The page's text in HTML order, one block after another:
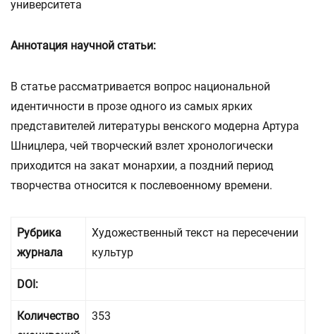
университета
Аннотация научной статьи:
В статье рассматривается вопрос национальной
идентичности в прозе одного из самых ярких
представителей литературы венского модерна Артура
Шницлера, чей творческий взлет хронологически
приходится на закат монархии, а поздний период
творчества относится к послевоенному времени.
Рубрика
журнала
Художественный текст на пересечении
культур
DOI:
Количество
353